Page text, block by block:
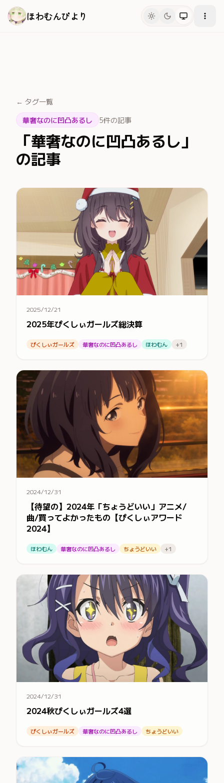
メインコンテンツへスキップ
ほわむんびより
← タグ一覧
華奢なのに凹凸あるし
5件の記事
「華奢なのに凹凸あるし」
の記事
2025/12/21
2025年ぴくしぃガールズ総決算
ぴくしぃガールズ 華奢なのに凹凸あるし ほわむん +1
2024/12/31
【待望の】2024年「ちょうどいい」アニメ/
曲/買ってよかったもの【ぴくしぃアワード
2024】
ほわむん 華奢なのに凹凸あるし ちょうどいい +1
2024/12/31
2024秋ぴくしぃガールズ4選
ぴくしぃガールズ 華奢なのに凹凸あるし ちょうどいい